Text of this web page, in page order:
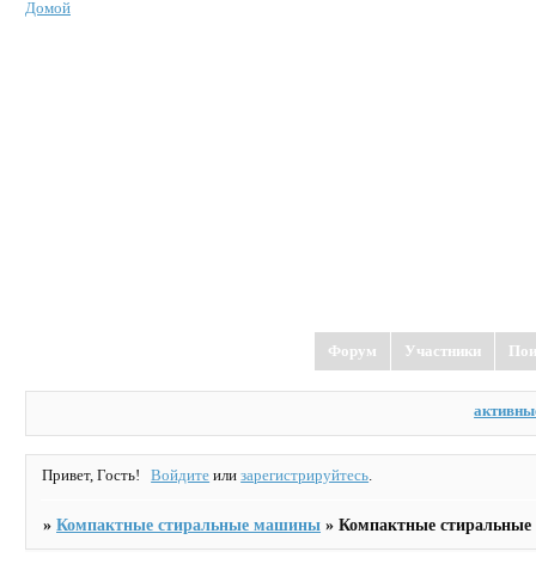
Домой
Форум Участники
Привет, Гость! Войдите илизарегистрируйтесь.
»Компактные стиральные машины »Компактные